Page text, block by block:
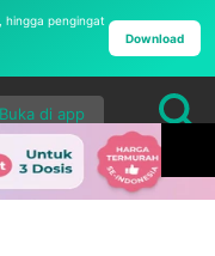
hingga pengingat
Download
Buka di app